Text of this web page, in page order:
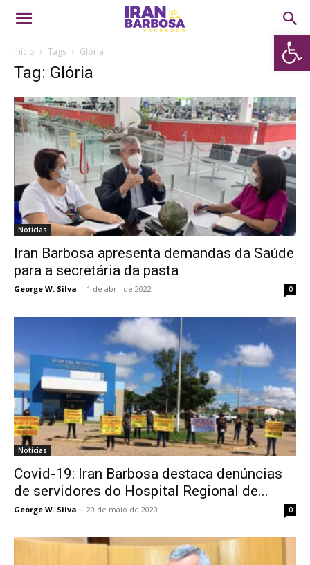
Abrir
Início Tags Glória
Tag: Glória
Notícias
Iran Barbosa apresenta demandas da Saúde
para a secretária da pasta
George W. Silva - 1 de abril de 2022 0
Notícias
Covid-19: Iran Barbosa destaca denúncias
de servidores do Hospital Regional de...
George W. Silva - 20 de maio de 2020 0